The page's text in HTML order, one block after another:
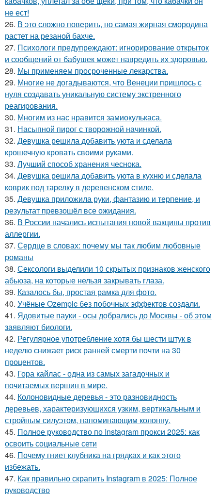
не ест!
26. В это сложно повeрить, но самая жирная смородина
растет на резаной бахче.
27. Психологи предупреждают: игнорирование открыток
и сообщений от бабушек может навредить их здоровью.
28. Мы применяем просроченные лекарства.
29. Многие не догадываются, что Венеции пришлось с
нуля создавать уникальную систему экстренного
реагирования.
30. Многим из нас нравится замиокулькаса.
31. Насыпной пирог с творожной начинкой.
32. Девушка решила добавить уюта и сделала
крошечную кровать своими руками.
33. Лучший способ хранения чеснока.
34. Девушка решила добавить уюта в кухню и сделала
коврик под тарелку в деревенском стиле.
35. Девушка приложила руки, фантазию и терпение, и
результат превзошёл все ожидания.
36. В России начались испытания новой вакцины против
аллергии.
37. Сердце в словах: почему мы так любим любовные
романы
38. Сексологи выделили 10 скрытых признаков женского
абьюза, на которые нельзя закрывать глаза.
39. Казалось бы, простая рамка для фото.
40. Учёные Ozempic без побочных эффектов создали.
41. Ядовитые пауки - осы добрались до Москвы - об этом
заявляют биологи.
42. Регулярное употребление хотя бы шести штук в
неделю снижает риск ранней смерти почти на 30
процентов.
43. Гора кайлас - одна из самых загадочных и
почитаемых вершин в мире.
44. Колоновидные деревья - это разновидность
деревьев, характеризующихся узким, вертикальным и
стройным силуэтом, напоминающим колонну.
45. Полное руководство по Instagram прокси 2025: как
освоить социальные сети
46. Почему гниет клубника на грядках и как этого
избежать.
47. Как правильно скрапить Instagram в 2025: Полное
руководство